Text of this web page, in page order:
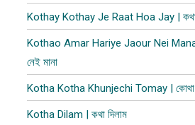
Kothay Kothay Je Raat Hoa Jay | কথায়
Kothao Amar Hariye Jaour Nei Mana |
নেই মানা
Kotha Kotha Khunjechi Tomay | কোথা
Kotha Dilam | কথা দিলাম